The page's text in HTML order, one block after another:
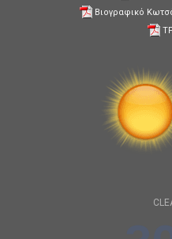
Βιογραφικό